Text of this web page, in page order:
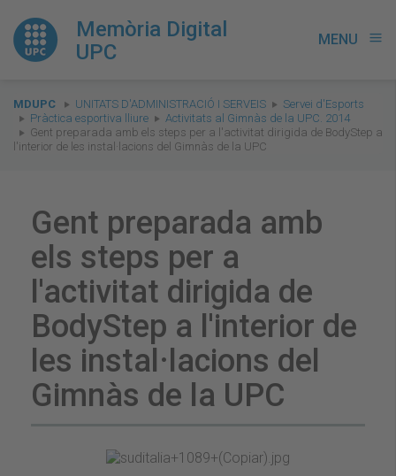
Memòria Digital
UPC
MENU menu
You
are
here:
MDUPC UNITATS D'ADMINISTRACIÓ I SERVEIS
Servei d'Esports
Pràctica esportiva lliure
Activitats al Gimnàs de la UPC. 2014
Gent preparada amb els steps per a l'activitat dirigida de BodyStep a
l'interior de les instal·lacions del Gimnàs de la UPC
Gent preparada amb
els steps per a
l'activitat dirigida de
BodyStep a l'interior de
les instal·lacions del
Gimnàs de la UPC